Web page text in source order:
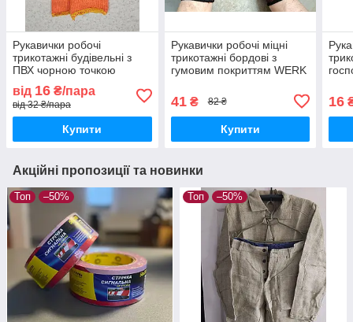
Рукавички робочі
трикотажні будівельні з
ПВХ чорною точкою
універсальний WE2129
від 16 ₴/пара
від 32 ₴/пара
Купити
Рукавички робочі міцні
трикотажні бордові з
гумовим покриттям WERK
41₴ 82 ₴
Купити
16
Акційні пропозиції та новинки
Топ –50% Топ –50%